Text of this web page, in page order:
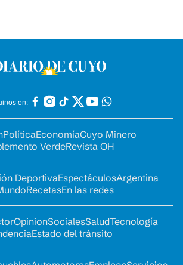
en:
PolíticaEconomíaCuyo Minero
VerdeRevista OH
DeportivaEspectáculosArgentina
RecetasEn las redes
OpinionSocialesSaludTecnología
Estado del tránsito